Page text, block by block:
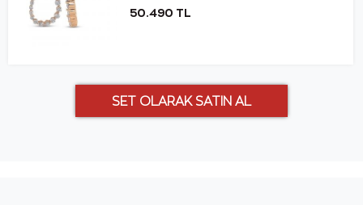
50.490 TL